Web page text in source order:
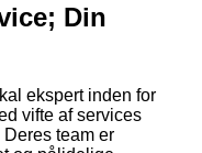
Din
ekspert inden for
vifte af services
team er